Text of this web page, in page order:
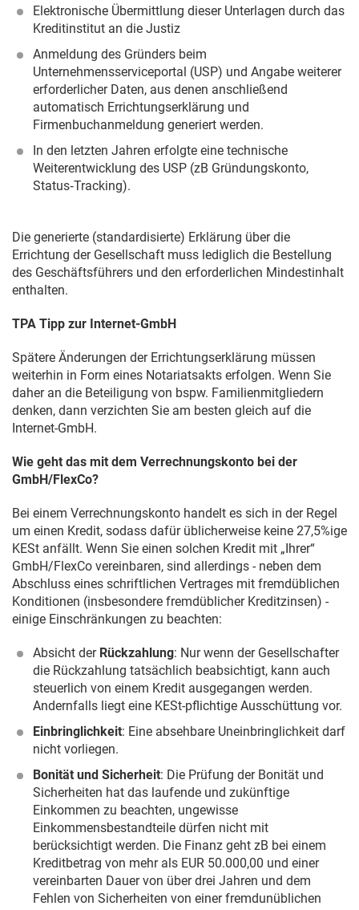
Elektronische Übermittlung dieser Unterlagen durch das
Kreditinstitut an die Justiz
Anmeldung des Gründers beim
Unternehmensserviceportal (USP) und Angabe weiterer
erforderlicher Daten, aus denen anschließend
automatisch Errichtungserklärung und
Firmenbuchanmeldung generiert werden.
In den letzten Jahren erfolgte eine technische
Weiterentwicklung des USP (zB Gründungskonto,
Status‑Tracking).
Die generierte (standardisierte) Erklärung über die
Errichtung der Gesellschaft muss lediglich die Bestellung
des Geschäftsführers und den erforderlichen Mindestinhalt
enthalten.
TPA Tipp zur Internet-GmbH
Spätere Änderungen der Errichtungserklärung müssen
weiterhin in Form eines Notariatsakts erfolgen. Wenn Sie
daher an die Beteiligung von bspw. Familienmitgliedern
denken, dann verzichten Sie am besten gleich auf die
Internet-GmbH.
Wie geht das mit dem Verrechnungskonto bei der
GmbH/FlexCo?
Bei einem Verrechnungskonto handelt es sich in der Regel
um einen Kredit, sodass dafür üblicherweise keine 27,5%ige
KESt anfällt. Wenn Sie einen solchen Kredit mit „Ihrer“
GmbH/FlexCo vereinbaren, sind allerdings - neben dem
Abschluss eines schriftlichen Vertrages mit fremdüblichen
Konditionen (insbesondere fremdüblicher Kreditzinsen) -
einige Einschränkungen zu beachten:
Absicht der Rückzahlung: Nur wenn der Gesellschafter
die Rückzahlung tatsächlich beabsichtigt, kann auch
steuerlich von einem Kredit ausgegangen werden.
Andernfalls liegt eine KESt-pflichtige Ausschüttung vor.
Einbringlichkeit: Eine absehbare Uneinbringlichkeit darf
nicht vorliegen.
Bonität und Sicherheit: Die Prüfung der Bonität und
Sicherheiten hat das laufende und zukünftige
Einkommen zu beachten, ungewisse
Einkommensbestandteile dürfen nicht mit
berücksichtigt werden. Die Finanz geht zB bei einem
Kreditbetrag von mehr als EUR 50.000,00 und einer
vereinbarten Dauer von über drei Jahren und dem
Fehlen von Sicherheiten von einer fremdunüblichen